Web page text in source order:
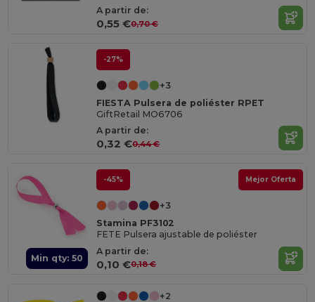
A partir de:
0,55 €0,70 €
-27%
+3
FIESTA Pulsera de poliéster RPET
GiftRetail MO6706
A partir de:
0,32 €0,44 €
Min qty: 50
-45% Mejor Oferta
+3
Stamina PF3102
FETE Pulsera ajustable de poliéster
A partir de:
0,10 €0,18 €
+2